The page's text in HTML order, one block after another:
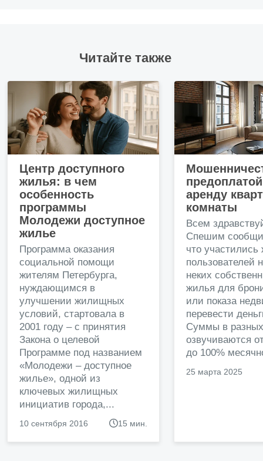
Читайте также
Центр доступного
жилья: в чем
особенность
программы
Молодежи доступное
жилье
Программа оказания
социальной помощи
жителям Петербурга,
нуждающимся в
улучшении жилищных
условий, стартовала в
2001 году – с принятия
Закона о целевой
Программе под названием
«Молодежи – доступное
жилье», одной из
ключевых жилищных
инициатив города,...
10 сентября 2016 15 мин.
аренду
комнаты
Всем
Спешим
что
пользователей
неких
жилья для
или показа
перевести
Суммы в
озвучиваются
до 100%
25 марта 2025